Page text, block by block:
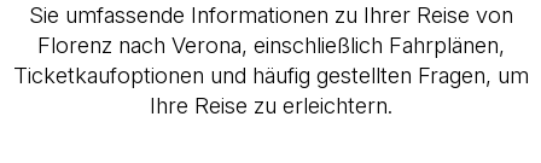
Sie umfassende Informationen zu Ihrer Reise von
Florenz nach Verona, einschließlich Fahrplänen,
Ticketkaufoptionen und häufig gestellten Fragen, um
Ihre Reise zu erleichtern.